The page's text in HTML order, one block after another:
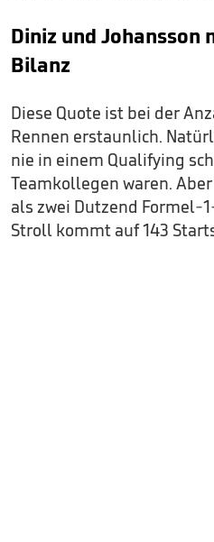
Diniz und
Bilanz
Diese Quote ist bei der
Rennen erstaunlich.
nie in einem Qualifying
Teamkollegen waren.
als zwei Dutzend Formel-
Stroll kommt auf 143